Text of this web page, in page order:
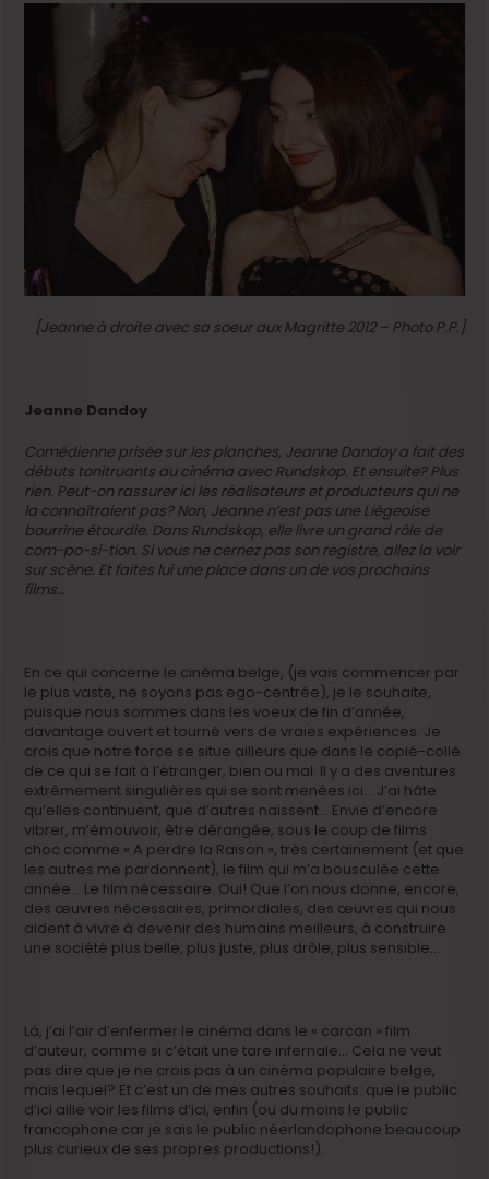
[Jeanne à droite avec sa soeur aux Magritte 2012 – Photo P.P.]
Jeanne Dandoy
Comédienne prisée sur les planches, Jeanne Dandoy a fait des
débuts tonitruants au cinéma avec Rundskop. Et ensuite? Plus
rien. Peut-on rassurer ici les réalisateurs et producteurs qui ne
la connaîtraient pas? Non, Jeanne n’est pas une Liégeoise
bourrine étourdie. Dans Rundskop, elle livre un grand rôle de
com-po-si-tion. Si vous ne cernez pas son registre, allez la voir
sur scène. Et faites lui une place dans un de vos prochains
films…
En ce qui concerne le cinéma belge, (je vais commencer par
le plus vaste, ne soyons pas ego-centrée), je le souhaite,
puisque nous sommes dans les voeux de fin d’année,
davantage ouvert et tourné vers de vraies expériences. Je
crois que notre force se situe ailleurs que dans le copié-collé
de ce qui se fait à l’étranger, bien ou mal. Il y a des aventures
extrêmement singulières qui se sont menées ici… J’ai hâte
qu’elles continuent, que d’autres naissent… Envie d’encore
vibrer, m’émouvoir, être dérangée, sous le coup de films
choc comme « A perdre la Raison », très certainement (et que
les autres me pardonnent), le film qui m’a bousculée cette
année… Le film nécessaire. Oui! Que l’on nous donne, encore,
des œuvres nécessaires, primordiales, des œuvres qui nous
aident à vivre à devenir des humains meilleurs, à construire
une société plus belle, plus juste, plus drôle, plus sensible…
Là, j’ai l’air d’enfermer le cinéma dans le « carcan » film
d’auteur, comme si c’était une tare infernale… Cela ne veut
pas dire que je ne crois pas à un cinéma populaire belge,
mais lequel? Et c’est un de mes autres souhaits: que le public
d’ici aille voir les films d’ici, enfin (ou du moins le public
francophone car je sais le public néerlandophone beaucoup
plus curieux de ses propres productions!).